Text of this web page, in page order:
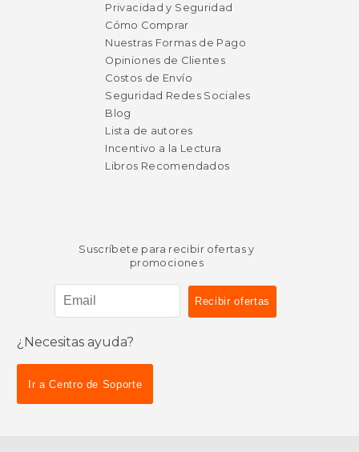
15%
$ 33.72
Privacidad y Seguridad
Cómo Comprar
Nuestras Formas de Pago
Opiniones de Clientes
Costos de Envío
Seguridad Redes Sociales
Blog
Lista de autores
Incentivo a la Lectura
Libros Recomendados
Suscríbete para recibir ofertas y
promociones
¿Necesitas ayuda?
Ir a Centro de Soporte